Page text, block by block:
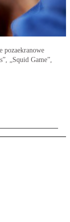
pozaekranowe
„Squid Game”,